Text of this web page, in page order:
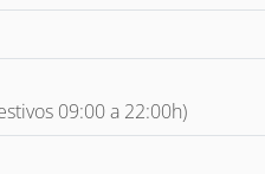
09:00 a 22:00h)